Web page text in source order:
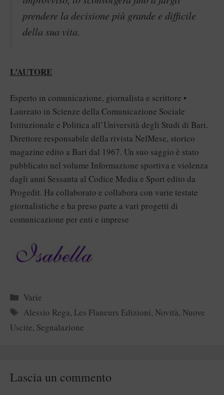
prendere la decisione più grande e difficile
della sua vita.
L’AUTORE
Esperto in comunicazione, giornalista e scrittore •
Laureato in Scienze della Comunicazione Sociale
Istituzionale e Politica all’Università degli Studi di Bari.
Direttore responsabile della rivista NelMese, storico
magazine edito a Bari dal 1967. Un suo saggio è stato
pubblicato nel volume Informazione sportiva e violenza
dagli anni Sessanta al Codice Media e Sport edito da
Progedit. Ha collaborato e collabora con varie testate
giornalistiche e ha preso parte a vari progetti di
comunicazione per enti e imprese
Categorie
Varie
Tag
Alessio Rega, Les Flaneurs Edizioni, Novità, Nuove
Uscite, Segnalazione
Lascia un commento